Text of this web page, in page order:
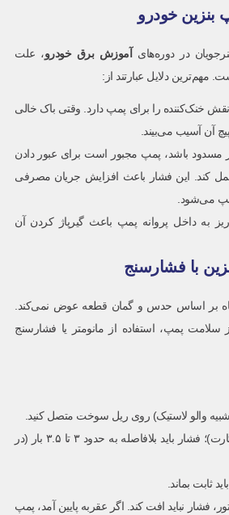
خودرو
در دوره‌های آموزش برق خودرو، علت
دلایل عبارتند از:
نقش خنک‌کننده را برای پمپ دارد. وقتی باک خالی
آن آسیب می‌بیند.
مسدود باشد، پمپ مجبور است برای عبور دادن
کند. این فشار باعث افزایش جریان مصرفی
می‌شود.
به داخل پروانه پمپ باعث گیرپاژ کردن آن
با فشارسنج
بر اساس حدس و گمان قطعه عوض نمی‌کند.
سلامت پمپ، استفاده از مانومتر یا فشارسنج
والو لاستیک) روی ریل سوخت متصل کنید.
سوئیچ را باز کنید (بدون استارت)؛ فشار باید بلافاصله به حدود ۳ تا ۳.۵ بار (در
ثابت بماند.
فشار نباید افت کند. اگر عقربه پایین آمد، پمپ